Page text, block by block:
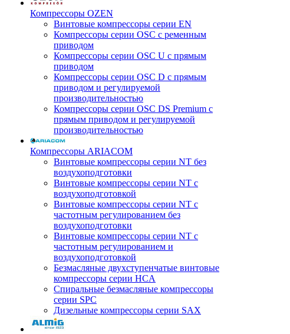
Компрессоры OZEN
Винтовые компрессоры серии EN
Компрессоры серии OSC с ременным
приводом
Компрессоры серии OSC U с прямым
приводом
Компрессоры серии OSC D с прямым
приводом и регулируемой
производительностью
Компрессоры серии OSC DS Premium с
прямым приводом и регулируемой
производительностью
Компрессоры ARIACOM
Винтовые компрессоры серии NT без
воздухоподготовки
Винтовые компрессоры серии NT c
воздухоподготовкой
Винтовые компрессоры серии NT с
частотным регулированием без
воздухоподготовки
Винтовые компрессоры серии NT с
частотным регулированием и
воздухоподготовкой
Безмасляные двухступенчатые винтовые
компрессоры серии HCA
Спиральные безмасляные компрессоры
серии SPC
Дизельные компрессоры серии SAX